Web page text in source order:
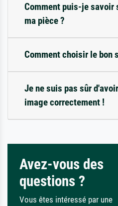
Comment puis-je savoir
ma pièce ?
Comment choisir le bon
Je ne suis pas sûr
image correctement !
Avez-vous des
questions ?
Vous êtes intéressé par une